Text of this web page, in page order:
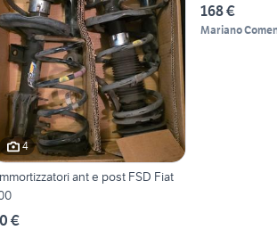
4
ant e post FSD Fiat
€
168 €
Mariano